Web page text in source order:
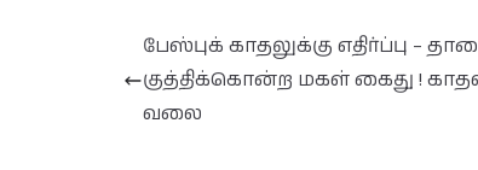
பேஸ்புக் காதலுக்கு எதிர்ப்பு –
குத்திக்கொன்ற மகள் கைது !
வலை